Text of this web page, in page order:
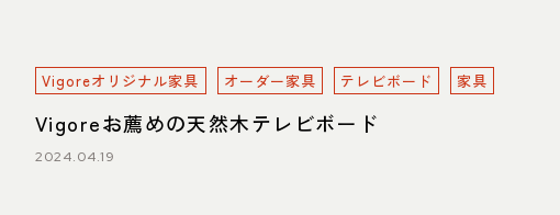
Vigoreオリジナル家具 オーダー家具 テレビボード 家具
Vigoreお薦めの天然木テレビボード
2024.04.19